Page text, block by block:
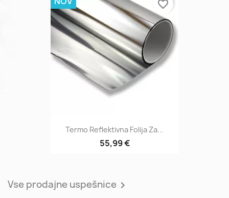
Termo Reflektivna Folija Za...
55,99 €
Vse prodajne uspešnice 